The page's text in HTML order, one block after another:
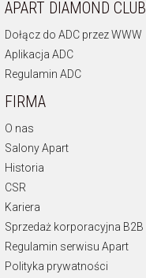
APART DIAMOND CLUB
Dołącz do ADC przez WWW
Aplikacja ADC
Regulamin ADC
FIRMA
O nas
Salony Apart
Historia
CSR
Kariera
Sprzedaż korporacyjna B2B
Regulamin serwisu Apart
Polityka prywatności